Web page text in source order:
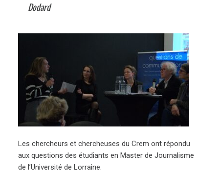
Dodard
Les chercheurs et chercheuses du Crem ont répondu
aux questions des étudiants en Master de Journalisme
de l’Université de Lorraine.